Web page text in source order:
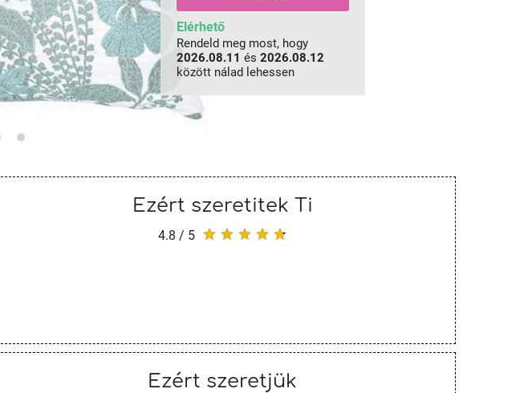
Elérhető
Rendeld meg most, hogy
2026.08.11 és 2026.08.12
között nálad lehessen
Ezért szeretitek Ti
4.8 / 5
Ezért szeretjük